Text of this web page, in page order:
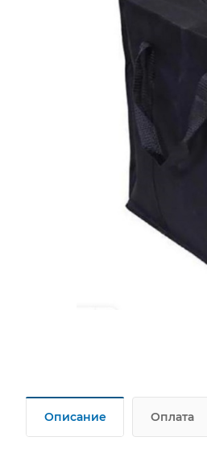
Описание Оплата